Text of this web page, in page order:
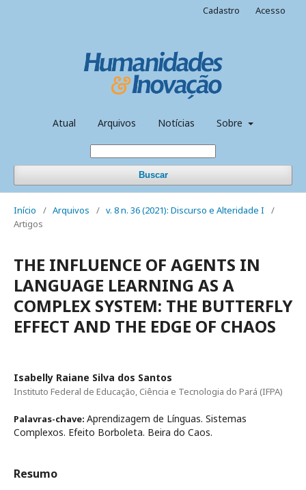
Atual Arquivos Notícias Sobre
Buscar
Cadastro Acesso
Início / Arquivos / v. 8 n. 36 (2021): Discurso e Alteridade I
/
Artigos
THE INFLUENCE OF AGENTS IN
LANGUAGE LEARNING AS A
COMPLEX SYSTEM: THE BUTTERFLY
EFFECT AND THE EDGE OF CHAOS
Isabelly Raiane Silva dos Santos
Instituto Federal de Educação, Ciência e Tecnologia do Pará (IFPA)
Palavras-chave: Aprendizagem de Línguas. Sistemas
Complexos. Efeito Borboleta. Beira do Caos.
Resumo